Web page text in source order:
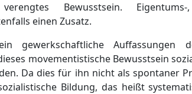
Bewusstsein.
einen Zusatz.
Auffassungen
movementistische Bewusstsein
Da dies für ihn nicht als spontaner
Bildung, das heißt